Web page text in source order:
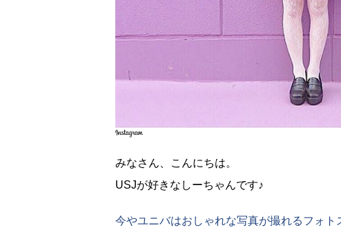
みなさん、こんにちは。
USJが好きなしーちゃんです♪
今やユニバはおしゃれな写真が撮れるフォト